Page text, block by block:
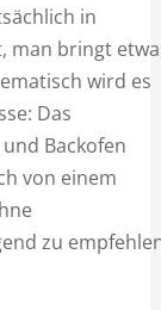
in
man bringt
wird es
Das
Backofen
von einem
zu